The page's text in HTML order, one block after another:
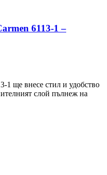
6113-1 –
1 ще внесе стил и удобство
слой пълнеж на